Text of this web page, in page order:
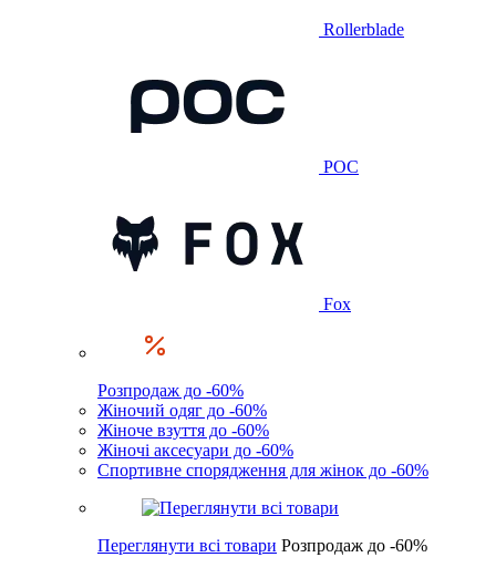
Rollerblade
POC
Fox
Розпродаж до -60%
Жіночий одяг до -60%
Жіноче взуття до -60%
Жіночі аксесуари до -60%
Спортивне спорядження для жінок до -60%
Переглянути всі товари Розпродаж до -60%